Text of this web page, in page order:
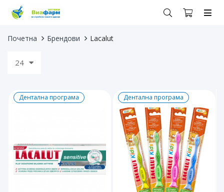
Почетна Брендови Lacalut
24
Дентална програма Дентална програма